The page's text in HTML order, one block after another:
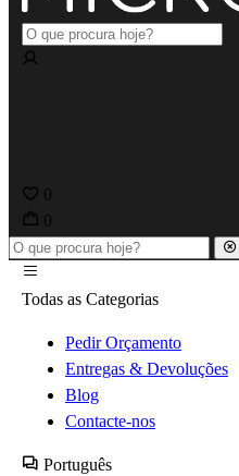
0
0
Todas as Categorias
Pedir Orçamento
Entregas & Devoluções
Blog
Contacte-nos
Português